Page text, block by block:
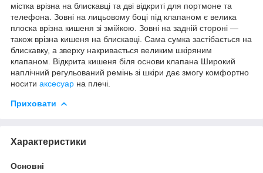
містка врізна на блискавці та дві відкриті для портмоне та
телефона. Зовні на лицьовому боці під клапаном є велика
плоска врізна кишеня зі змійкою. Зовні на задній стороні —
також врізна кишеня на блискавці. Сама сумка застібається на
блискавку, а зверху накривається великим шкіряним
клапаном. Відкрита кишеня біля основи клапана Широкий
наплічний регульований ремінь зі шкіри дає змогу комфортно
носити аксесуар на плечі.
Приховати
Характеристики
Основні